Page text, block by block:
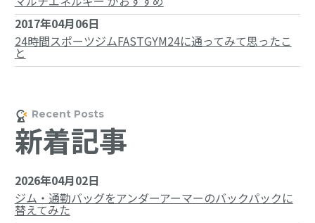
2017年04月06日
24時間スポーツジムFASTGYM24に通ってみて思ったこ
と
新着記事
2026年04月02日
ジム・通勤バッグをアンダーアーマーのバックパックに
替えてみた